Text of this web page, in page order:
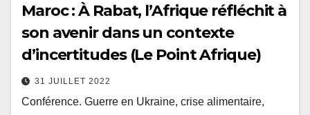
Maroc : À Rabat, l’Afrique réfléchit à
son avenir dans un contexte
d’incertitudes (Le Point Afrique)
31 JUILLET 2022
Conférence. Guerre en Ukraine, crise alimentaire,